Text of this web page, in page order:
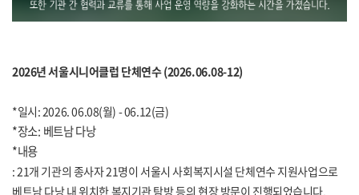
2026년 서울시니어클럽 단체연수 (2026.06.08-12)
*일시: 2026. 06.08(월) - 06.12(금)
*장소: 베트남 다낭
*내용
: 21개 기관의 종사자 21명이 서울시 사회복지시설 단체연수 지원사업으로
베트남 다낭 내 위치한 복지기관 탐방 등의 현장 방문이 진행되었습니다.